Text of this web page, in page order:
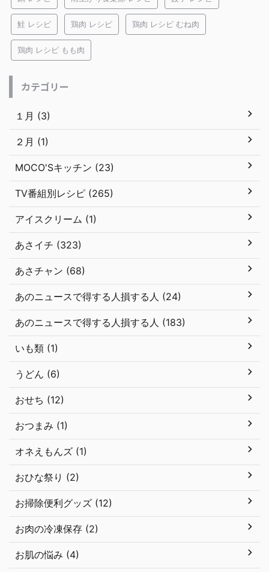
鮭 レシピ 鶏肉 レシピ 鶏肉 レシピ むね肉
鶏肉 レシピ もも肉
カテゴリー
１月 (3)
２月 (1)
MOCO'Sキッチン (23)
TV番組別レシピ (265)
アイスクリーム (1)
あさイチ (323)
あさチャン (68)
あのニュースで得する人損する人 (24)
あのニュースで得する人損する人 (183)
いも類 (1)
うどん (6)
おせち (12)
おつまみ (1)
オネえもんズ (1)
おひな祭り (2)
お掃除便利グッズ (12)
お肉の冷凍保存 (2)
お肌の悩み (4)